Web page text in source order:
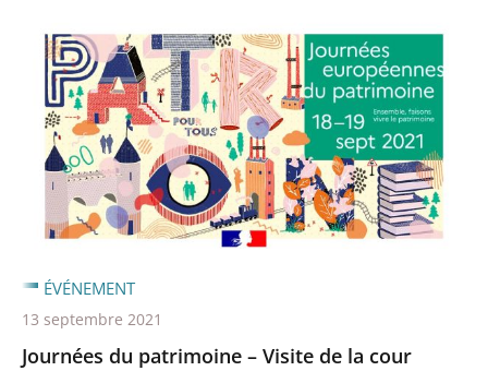
Journées du patrimoine – Visite de la cour
ÉVÉNEMENT
13 septembre 2021